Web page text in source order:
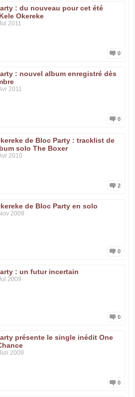
: du nouveau pour cet été
Okereke
2011
0
: nouvel album enregistré dès
2011
0
de Bloc Party : tracklist de
solo The Boxer
2010
2
de Bloc Party en solo
2009
0
: un futur incertain
2009
0
présente le single inédit One
2009
0